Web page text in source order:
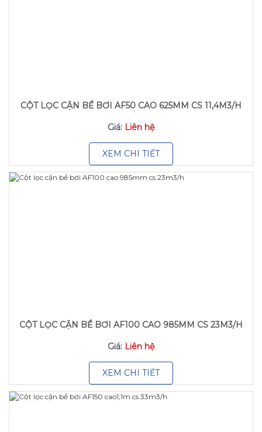
CỘT LỌC CẶN BỂ BƠI AF50 CAO 625MM CS 11,4M3/H
Giá: Liên hệ
XEM CHI TIẾT
CỘT LỌC CẶN BỂ BƠI AF100 CAO 985MM CS 23M3/H
Giá: Liên hệ
XEM CHI TIẾT